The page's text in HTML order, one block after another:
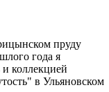
пруду
года я
и коллекцией
в Ульяновском